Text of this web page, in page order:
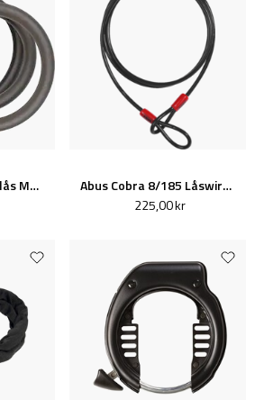
Bike Attitude Spirallås Mattsvart 12x1000mm m/Nyckel
Abus Cobra 8/185 Låswire med öglor
225,00 kr